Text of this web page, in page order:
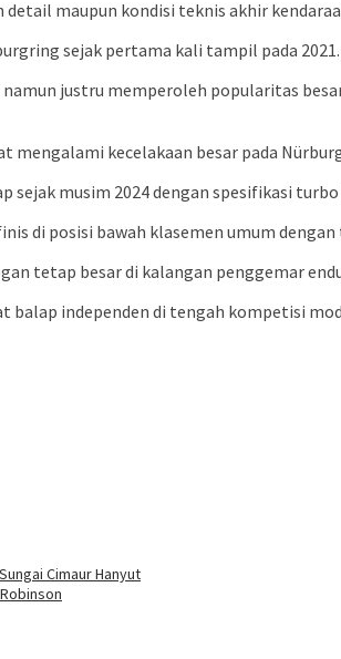
maupun kondisi teknis akhir
sejak pertama kali tampil pada 2021.
justru memperoleh popularitas
mengalami kecelakaan besar pada
musim 2024 dengan spesifikasi turbo
di posisi bawah klasemen umum
tetap besar di kalangan penggemar
independen di tengah kompetisi
Cimaur Hanyut